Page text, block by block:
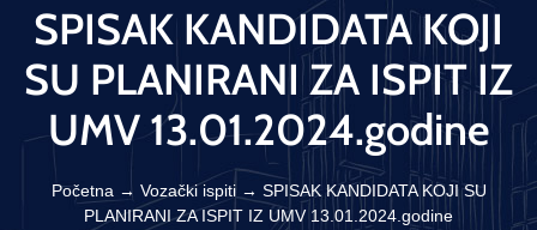
SPISAK KANDIDATA KOJI
SU PLANIRANI ZA ISPIT IZ
UMV 13.01.2024.godine
Početna → Vozački ispiti→ SPISAK KANDIDATA KOJI SU
PLANIRANI ZA ISPIT IZ UMV 13.01.2024.godine